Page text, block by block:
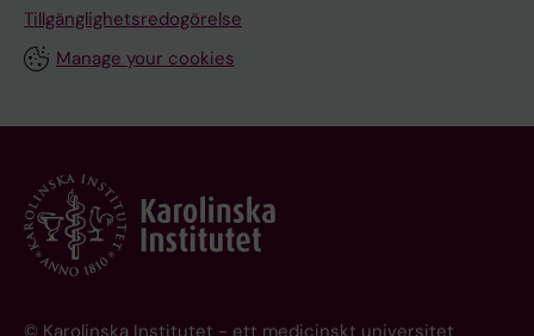
Tillgänglighetsredogörelse
Manage your cookies
© Karolinska Institutet - ett medicinskt universitet